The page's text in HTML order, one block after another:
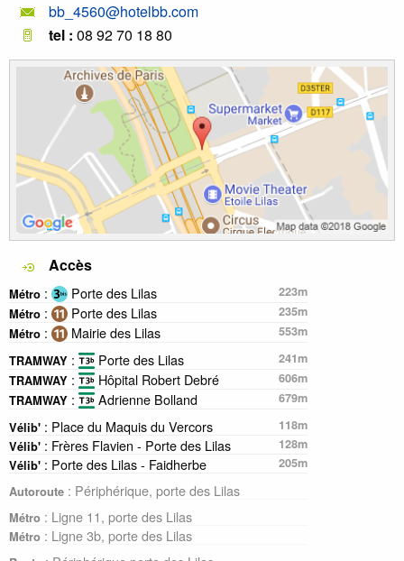
bb_4560@hotelbb.com
tel : 08 92 70 18 80
Accès
Métro : Porte des Lilas
223m
Métro : Porte des Lilas
235m
Métro : Mairie des Lilas
553m
TRAMWAY : Porte des Lilas
241m
TRAMWAY : Hôpital Robert Debré
606m
TRAMWAY : Adrienne Bolland
679m
Vélib' : Place du Maquis du Vercors
118m
Vélib' : Frères Flavien - Porte des Lilas
128m
Vélib' : Porte des Lilas - Faidherbe
205m
Autoroute : Périphérique, porte des Lilas
Métro : Ligne 11, porte des Lilas
Métro : Ligne 3b, porte des Lilas